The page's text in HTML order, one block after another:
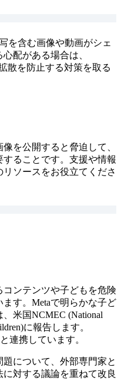
を含む画像や動画がシェ
配がある場合は、
散を防止する対策を取る
を公開すると脅迫して、
ることです。支援や情報
ソースをお役立てくださ
ンテンツや子どもを危険
す。Metaで明らかな子ど
米国NCMEC (National
に報告します。
連携しています。
について、外部専門家と
対する議論を重ねて改良